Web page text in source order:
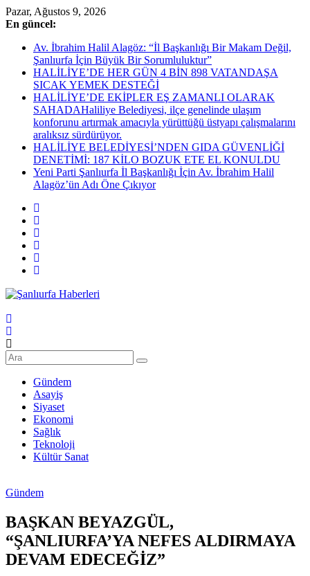
Skip
to
Pazar, Ağustos 9, 2026
En güncel:
Av. İbrahim Halil Alagöz: “İl Başkanlığı Bir Makam Değil,
Şanlıurfa İçin Büyük Bir Sorumluluktur”
HALİLİYE’DE HER GÜN 4 BİN 898 VATANDAŞA
SICAK YEMEK DESTEĞİ
HALİLİYE’DE EKİPLER EŞ ZAMANLI OLARAK
SAHADAHaliliye Belediyesi, ilçe genelinde ulaşım
konforunu artırmak amacıyla yürüttüğü üstyapı çalışmalarını
aralıksız sürdürüyor.
HALİLİYE BELEDİYESİ’NDEN GIDA GÜVENLİĞİ
DENETİMİ: 187 KİLO BOZUK ETE EL KONULDU
Yeni Parti Şanlıurfa İl Başkanlığı İçin Av. İbrahim Halil
Alagöz’ün Adı Öne Çıkıyor
Şanlıurfa
Haberleri
Son
Şanlıurfa
Haberleri
Gündem
Asayiş
Siyaset
Ekonomi
Sağlık
Teknoloji
Kültür Sanat
Gündem
BAŞKAN BEYAZGÜL,
“ŞANLIURFA’YA NEFES ALDIRMAYA
DEVAM EDECEĞİZ”